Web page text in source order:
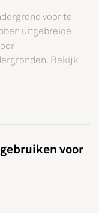
voor te
uitgebreide
Bekijk
voor